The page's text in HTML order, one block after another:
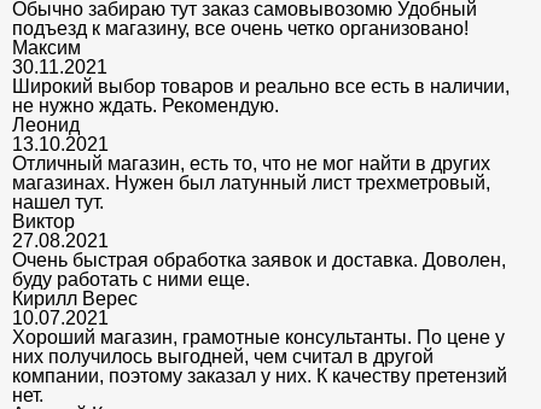
Обычно забираю тут заказ самовывозомю Удобный
подъезд к магазину, все очень четко организовано!
Максим
30.11.2021
Широкий выбор товаров и реально все есть в наличии,
не нужно ждать. Рекомендую.
Леонид
13.10.2021
Отличный магазин, есть то, что не мог найти в других
магазинах. Нужен был латунный лист трехметровый,
нашел тут.
Виктор
27.08.2021
Очень быстрая обработка заявок и доставка. Доволен,
буду работать с ними еще.
Кирилл Верес
10.07.2021
Хороший магазин, грамотные консультанты. По цене у
них получилось выгодней, чем считал в другой
компании, поэтому заказал у них. К качеству претензий
нет.